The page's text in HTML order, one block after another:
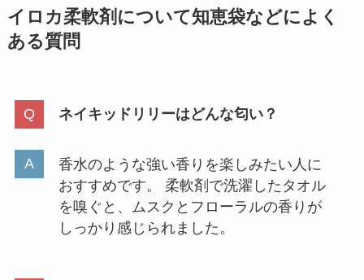
キャロライナヘレラ212はドンキ
保冷剤はどこに売ってる？すぐ使
てる場所や代替品解説
塗るネッククーラーはどこで売っ
てる？ドンキ・マツキヨ・ロフト
イロカ柔軟剤について知恵袋などによく
ある質問
ネイキッドリリーはどんな匂い？
香水のような強い香りを楽しみたい人に
おすすめです。 柔軟剤で洗濯したタオル
を嗅ぐと、ムスクとフローラルの香りが
しっかり感じられました。